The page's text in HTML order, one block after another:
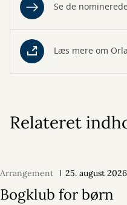
Se de
Læs mere om
Relateret
Arrangement 25. august 2026
Bogklub for børn